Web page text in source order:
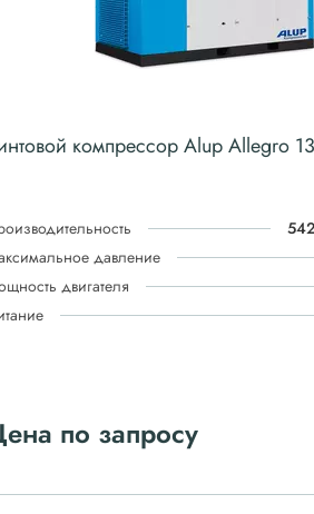
компрессор Alup Allegro
давление
двигателя
по запросу